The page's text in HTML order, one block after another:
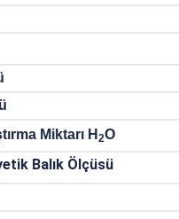
Miktarı H 2O
Balık Ölçüsü